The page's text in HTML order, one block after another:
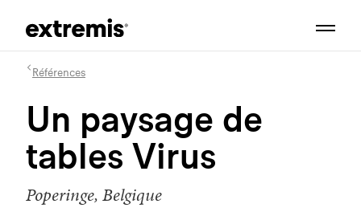
Références
Un paysage de
tables Virus
Poperinge, Belgique